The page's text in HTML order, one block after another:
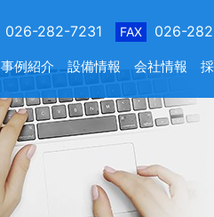
026-282-7231 FAX 026-
事例紹介 設備情報 会社情報